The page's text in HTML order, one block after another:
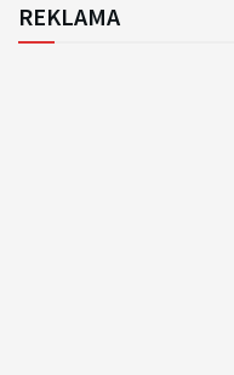
REKLAMA